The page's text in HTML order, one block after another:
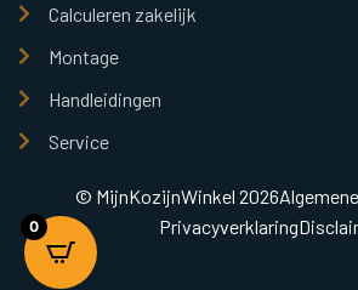
Calculeren zakelijk
Montage
Handleidingen
Service
© MijnKozijnWinkel 2026
Privacyverklaring
0